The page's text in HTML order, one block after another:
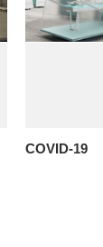
COVID-19